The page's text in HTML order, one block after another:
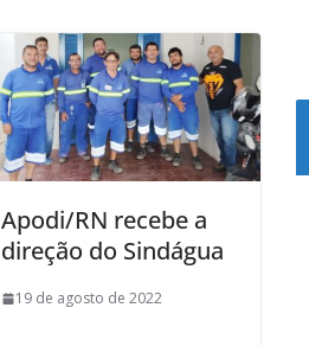
Apodi/RN recebe a
direção do Sindágua
19 de agosto de 2022